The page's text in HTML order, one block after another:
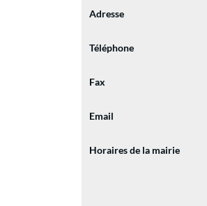
Adresse
Téléphone
Fax
Email
Horaires de la mairie